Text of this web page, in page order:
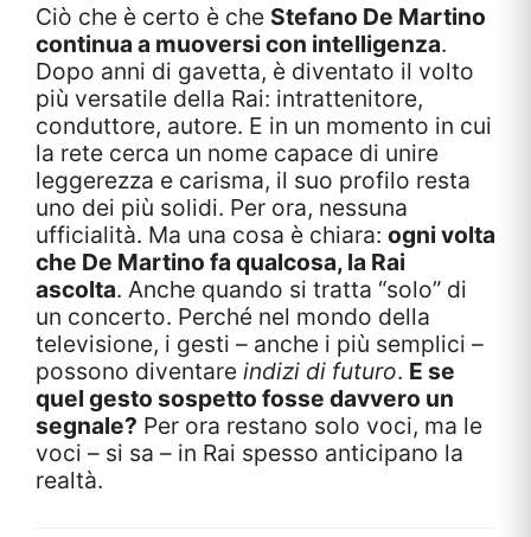
Ciò che è certo è che Stefano De Martino
continua a muoversi con intelligenza.
Dopo anni di gavetta, è diventato il volto
più versatile della Rai: intrattenitore,
conduttore, autore. E in un momento in cui
la rete cerca un nome capace di unire
leggerezza e carisma, il suo profilo resta
uno dei più solidi. Per ora, nessuna
ufficialità. Ma una cosa è chiara: ogni volta
che De Martino fa qualcosa, la Rai
ascolta. Anche quando si tratta “solo” di
un concerto. Perché nel mondo della
televisione, i gesti – anche i più semplici –
possono diventare indizi di futuro. E se
quel gesto sospetto fosse davvero un
segnale? Per ora restano solo voci, ma le
voci – si sa – in Rai spesso anticipano la
realtà.